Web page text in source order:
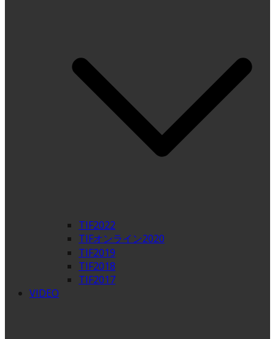
TIF2022
TIFオンライン2020
TIF2019
TIF2018
TIF2017
VIDEO